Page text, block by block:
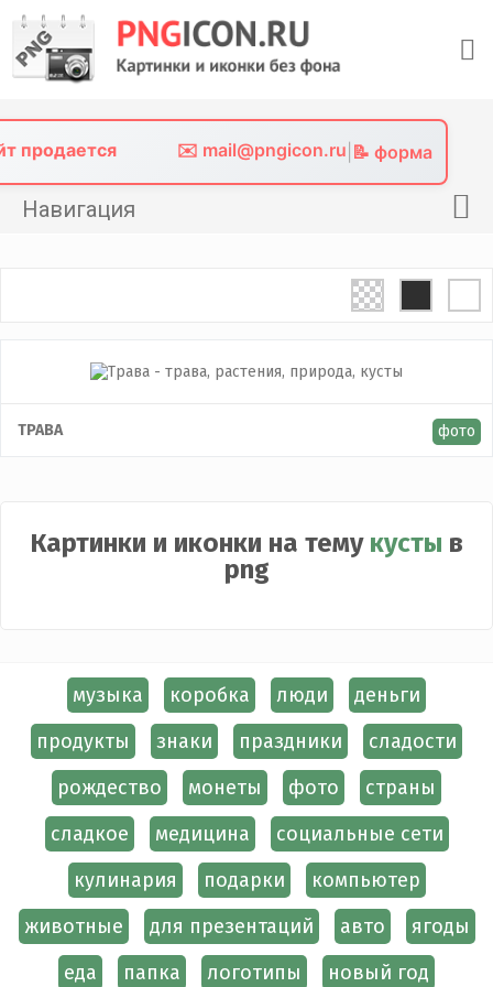
content
продается ✉️ mail@pngicon.ru 📝 форма
Навигация
Фото без фона
ТРАВА фото
Картинки и иконки на тему кусты в
png
музыка коробка люди
деньги
продукты
знаки праздники
сладости
рождество
монеты фото
страны
сладкое
медицина
социальные сети
кулинария
подарки
компьютер
животные
для презентаций авто
ягоды
еда
папка логотипы новый год